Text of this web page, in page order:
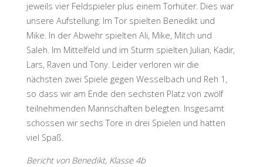
jeweils vier Feldspieler plus einem Torhüter. Dies war
unsere Aufstellung: Im Tor spielten Benedikt und
Mike. In der Abwehr spielten Ali, Mike, Mitch und
Saleh. Im Mittelfeld und im Sturm spielten Julian, Kadir,
Lars, Raven und Tony. Leider verloren wir die
nächsten zwei Spiele gegen Wesselbach und Reh 1,
so dass wir am Ende den sechsten Platz von zwölf
teilnehmenden Mannschaften belegten. Insgesamt
schossen wir sechs Tore in drei Spielen und hatten
viel Spaß.
Bericht von Benedikt, Klasse 4b